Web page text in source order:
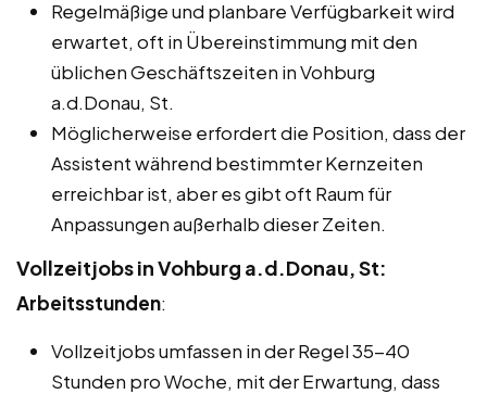
Regelmäßige und planbare Verfügbarkeit wird
erwartet, oft in Übereinstimmung mit den
üblichen Geschäftszeiten in Vohburg
a.d.Donau, St.
Möglicherweise erfordert die Position, dass der
Assistent während bestimmter Kernzeiten
erreichbar ist, aber es gibt oft Raum für
Anpassungen außerhalb dieser Zeiten.
Vollzeitjobs in Vohburg a.d.Donau, St:
Arbeitsstunden:
Vollzeitjobs umfassen in der Regel 35-40
Stunden pro Woche, mit der Erwartung, dass